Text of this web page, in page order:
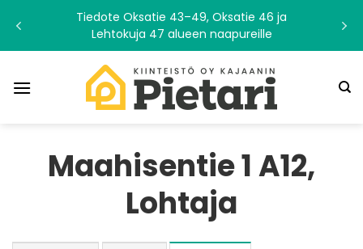
content
Tiedote Oksatie 43–49, Oksatie 46 ja
Lehtokuja 47 alueen naapureille
Maahisentie 1 A12,
Lohtaja